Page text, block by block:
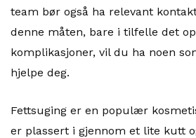
team bør også ha relevant
denne måten, bare i tilfelle det
komplikasjoner, vil du ha noen
hjelpe deg.
Fettsuging er en populær
er plassert i gjennom et lite kutt